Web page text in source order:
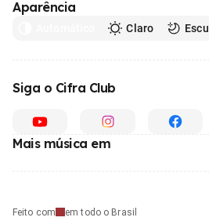
Aparência
Claro
Siga o Cifra Club
Mais música em
Feito com
em todo o Brasil